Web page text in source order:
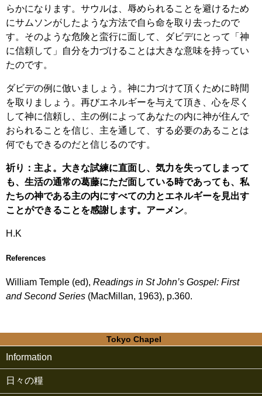
らかになります。サウルは、辱められることを避けるため
にサムソンがしたような方法で自ら命を取り去ったので
す。そのような危険と蛮行に面して、ダビデにとって「神
に信頼して」自分を力づけることは大きな意味を持ってい
たのです。
ダビデの例に倣いましょう。神に力づけて頂くために時間
を取りましょう。再びエネルギーを与えて頂き、心を尽く
して神に信頼し、主の例によってあなたの内に神が住んで
おられることを信じ、主を通して、する必要のあることは
何でもできるのだと信じるのです。
祈り：主よ。大きな試練に直面し、気力を失ってしまって
も、生活の通常の葛藤にただ面している時であっても、私
たちの神である主の内にすべての力とエネルギーを見出す
ことができることを感謝します。アーメン。
H.K
References
William Temple (ed), Readings in St John’s Gospel: First
and Second Series (MacMillan, 1963), p.360.
Tokyo Chapel
Information
日々の糧